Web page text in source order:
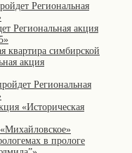
Региональная
Региональная акция
квартира симбирской
акция
Региональная
«Историческая
в прологе